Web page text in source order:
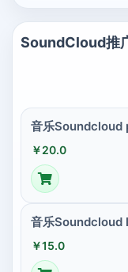
SoundCloud推
音乐Soundcloud
￥20.0
音乐Soundcloud
￥15.0